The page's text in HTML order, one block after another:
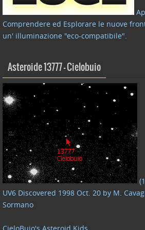
Comprendere ed Esplorare le nuove
un' illuminazione "eco-compatibile".
Asteroide 13777 – Cielobuio
UV6 Discovered 1998 Oct. 20 by M.
Sormano